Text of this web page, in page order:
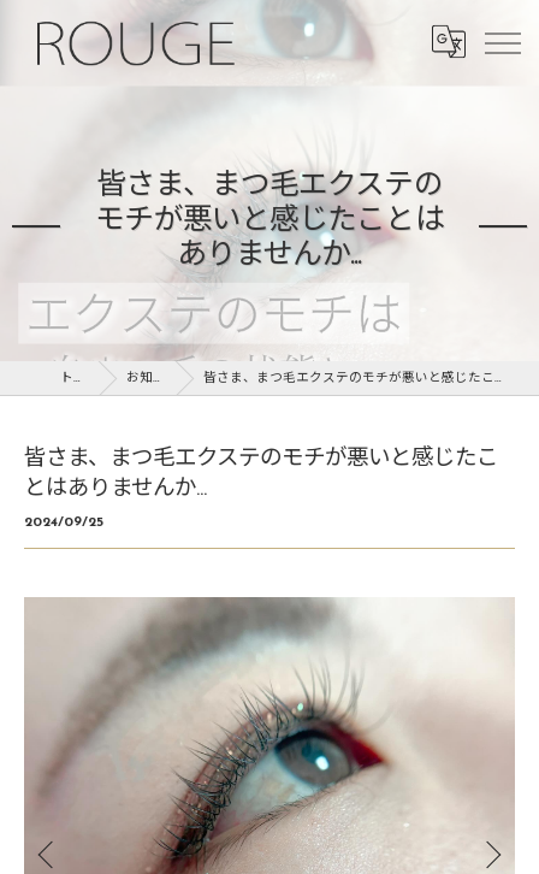
皆さま、まつ毛エクステの
モチが悪いと感じたことは
ありませんか...
トップ お知らせ 皆さま、まつ毛エクステのモチが悪いと感じたことはありませんか...
皆さま、まつ毛エクステのモチが悪いと感じたこ
とはありませんか...
2024/09/25